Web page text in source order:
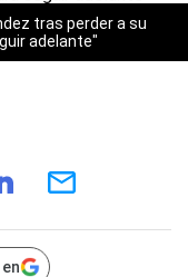
tras perder a su
adelante"